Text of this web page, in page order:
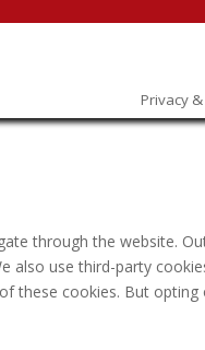
Privacy
through the website.
use third-party
cookies. But